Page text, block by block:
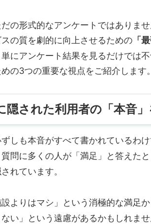
の形式的なアンケートではありま
の質を劇的に向上させるための 「
にアンケート結果を見るだけでは
の3つの重要な視点をご紹介します。
隠された利用者の「本音
しも本音がすべて書かれているわ
問に多くの人が「満足」と答えた
れています。
よりはマシ」という消極的な満足
い」という遠慮があるかもしれま